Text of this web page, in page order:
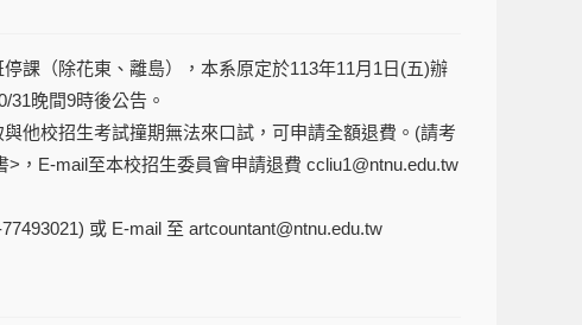
課（除花東、離島），本系原定於113年11月1日(五)辦
31晚間9時後公告。
他校招生考試撞期無法來口試，可申請全額退費。(請考
，E-mail至本校招生委員會申請退費 ccliu1@ntnu.edu.tw
或 E-mail 至 artcountant@ntnu.edu.tw